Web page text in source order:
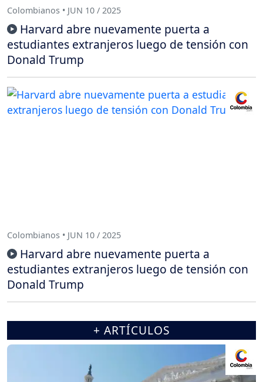
Colombianos • JUN 10 / 2025
Harvard abre nuevamente puerta a
estudiantes extranjeros luego de tensión con
Donald Trump
Colombianos • JUN 10 / 2025
Harvard abre nuevamente puerta a
estudiantes extranjeros luego de tensión con
Donald Trump
+ ARTÍCULOS